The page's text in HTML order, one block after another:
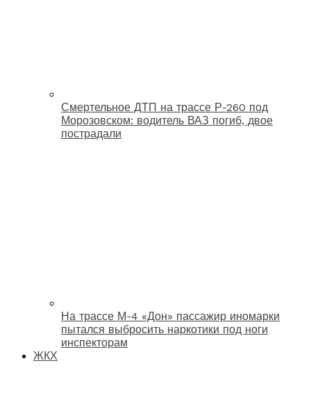
Смертельное ДТП на трассе Р-260 под
Морозовском: водитель ВАЗ погиб, двое
пострадали
На трассе М-4 «Дон» пассажир иномарки
пытался выбросить наркотики под ноги
инспекторам
ЖКХ